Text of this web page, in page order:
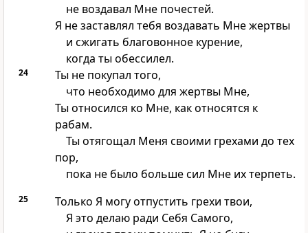
не воздавал Мне почестей.
Я не заставлял тебя воздавать Мне жертвы
и сжигать благовонное курение,
когда ты обессилел.
24
Ты не покупал того,
что необходимо для жертвы Мне,
Ты относился ко Мне, как относятся к
рабам.
Ты отягощал Меня своими грехами до тех
пор,
пока не было больше сил Мне их терпеть.
25
Только Я могу отпустить грехи твои,
Я это делаю ради Себя Самого,